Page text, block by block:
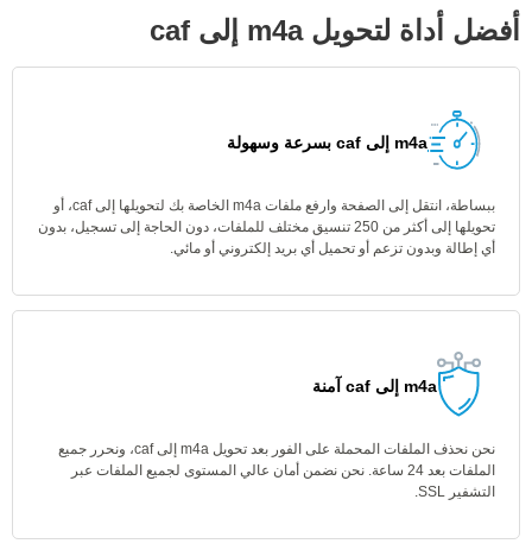
أفضل أداة لتحويل m4a إلى caf
m4a إلى caf بسرعة وسهولة
ببساطة، انتقل إلى الصفحة وارفع ملفات m4a الخاصة بك لتحويلها إلى caf، أو
تحويلها إلى أكثر من 250 تنسيق مختلف للملفات، دون الحاجة إلى تسجيل، بدون
أي إطالة وبدون تزعم أو تحميل أي بريد إلكتروني أو مائي.
m4a إلى caf آمنة
نحن نحذف الملفات المحملة على الفور بعد تحويل m4a إلى caf، ونحرر جميع
الملفات بعد 24 ساعة. نحن نضمن أمان عالي المستوى لجميع الملفات عبر
التشفير SSL.